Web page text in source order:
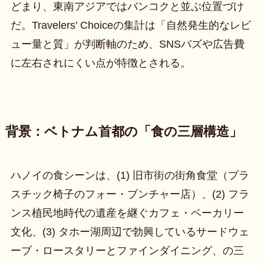
どまり、東南アジアではバンコクと並ぶ位置づけ
だ。Travelers’ Choiceの集計は「自然発生的なレビ
ュー量と質」が判断軸のため、SNSバズや広告費
に左右されにくい点が特徴とされる。
背景：ベトナム首都の「食の三層構造」
ハノイの食シーンは、(1) 旧市街の街角食堂（プラ
スチック椅子のフォー・ブンチャー店）、(2) フラ
ンス植民地時代の遺産を継ぐカフェ・ベーカリー
文化、(3) タホー湖周辺で勃興しているサードウェ
ーブ・ロースタリーとファインダイニング、の三